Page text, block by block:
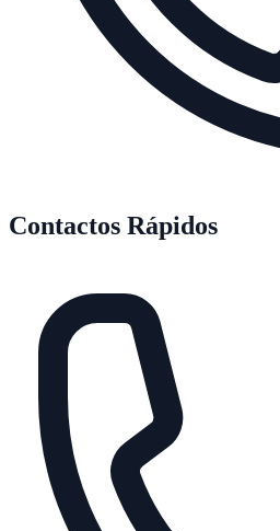
Contactos Rápidos